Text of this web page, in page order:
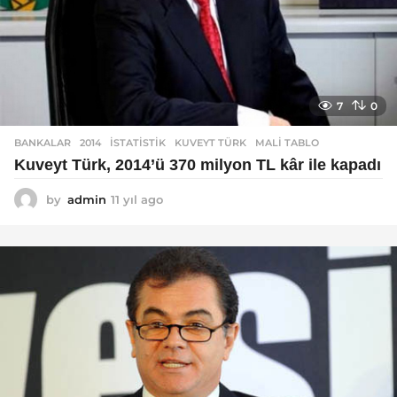
7 0
BANKALAR 2014 ,ISTATISTIK ,KUVEYT TÜRK ,MALI TABLO
Kuveyt Türk, 2014’ü 370 milyon TL kâr ile kapadı
by admin 11 yıl ago
ı
a
o